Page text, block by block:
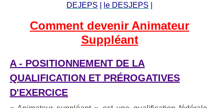
DEJEPS
le DESJEPS
Comment devenir Animateur
Suppléant
A - POSITIONNEMENT DE LA
QUALIFICATION ET PRÉROGATIVES
D'EXERCICE